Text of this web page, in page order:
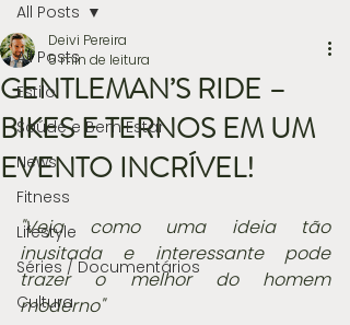
All Posts
Estilo
Saúde e Bem Estar
News
Fitness
Lifestyle
Séries / Documentários
Cultura
All Posts
GENTLEMAN’S RIDE –
BIKES E TERNOS EM UM
EVENTO INCRÍVEL!
Deivi Pereira
5 min de leitura
"Veja como uma ideia tão
inusitada e interessante pode
trazer o melhor do homem
moderno"